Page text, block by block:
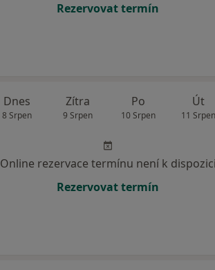
Rezervovat termín
Dnes
8 Srpen
Zítra
9 Srpen
Po
10 Srpen
Út
11 Srpen
Online rezervace termínu není k dispozici
Rezervovat termín